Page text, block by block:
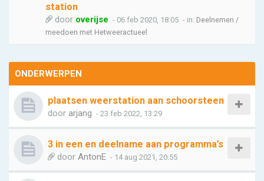
station
door overijse - 06 feb 2020, 18:05 - in: Deelnemen /
meedoen met Hetweeractueel
ONDERWERPEN
plaatsen weerstation aan schoorsteen
door arjang - 23 feb 2022, 13:29
3 in een en deelname aan programma’s
door AntonE - 14 aug 2021, 20:55